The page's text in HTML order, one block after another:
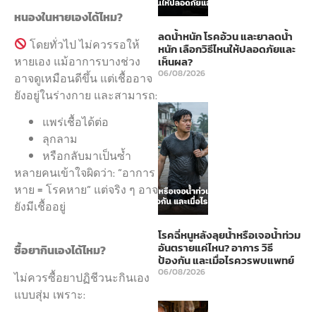
หนองในหายเองได้ไหม?
โดยทั่วไป ไม่ควรรอให้
หายเอง แม้อาการบางช่วง
อาจดูเหมือนดีขึ้น แต่เชื้ออาจ
ยังอยู่ในร่างกาย และสามารถ:
แพร่เชื้อได้ต่อ
ลุกลาม
หรือกลับมาเป็นซ้ำ
หลายคนเข้าใจผิดว่า: “อาการ
หาย = โรคหาย” แต่จริง ๆ อาจ
ยังมีเชื้ออยู่
ซื้อยากินเองได้ไหม?
ไม่ควรซื้อยาปฏิชีวนะกินเอง
แบบสุ่ม เพราะ:
ลดน้ำหนัก โรคอ้วน และยาลดน้ำ
หนัก เลือกวิธีไหนให้ปลอดภัยและ
เห็นผล?
06/08/2026
โรคฉี่หนูหลังลุยน้ำหรือเจอน้ำท่วม
อันตรายแค่ไหน? อาการ วิธี
ป้องกัน และเมื่อไรควรพบแพทย์
06/08/2026